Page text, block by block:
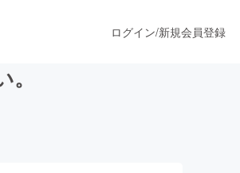
ログイン/新規会員登録